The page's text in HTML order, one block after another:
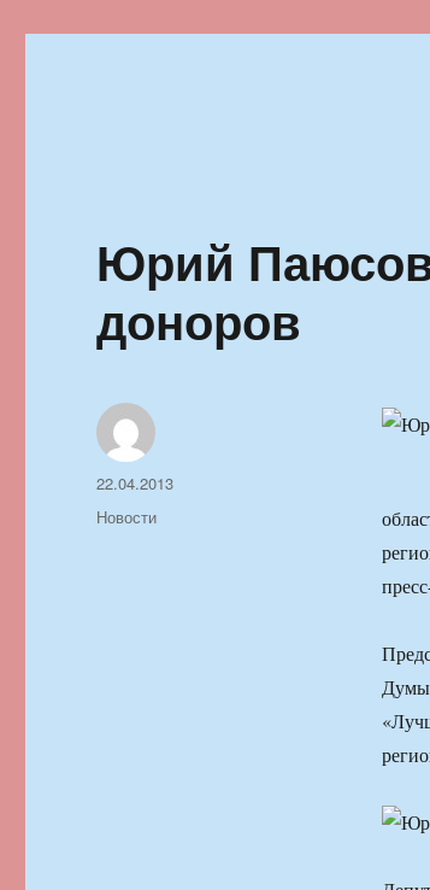
Юрий
доноров
Думы
Автор
Опубликовано
22.04.2013
Рубрики
Новости